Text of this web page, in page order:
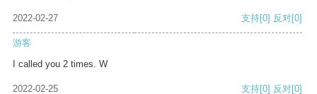
2022-02-27 支持[0] 反对[0]
游客
I called you 2 times. W
2022-02-25 支持[0] 反对[0]